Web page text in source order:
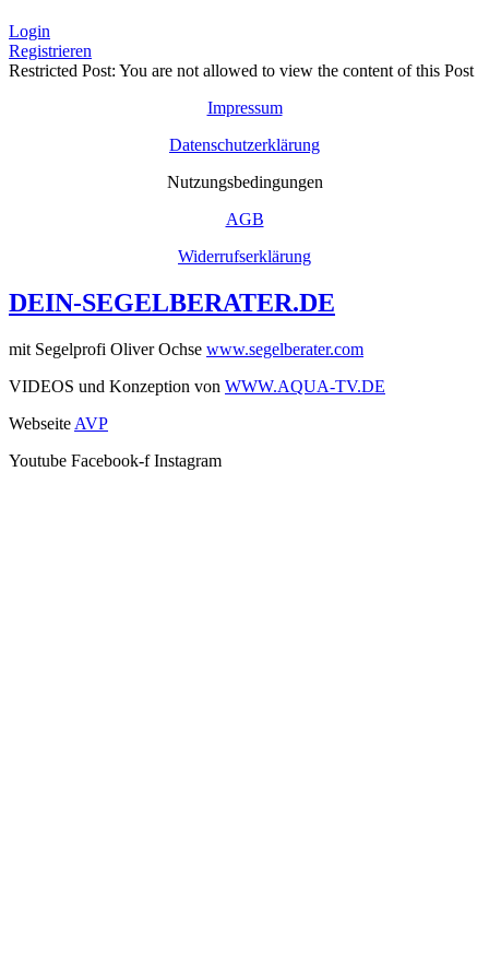
Login
Registrieren
Restricted Post: You are not allowed to view the content of this Post
Impressum
Datenschutzerklärung
Nutzungsbedingungen
AGB
Widerrufserklärung
DEIN-SEGELBERATER.DE
mit Segelprofi Oliver Ochse www.segelberater.com
VIDEOS und Konzeption von WWW.AQUA-TV.DE
Webseite AVP
Youtube Facebook-f Instagram